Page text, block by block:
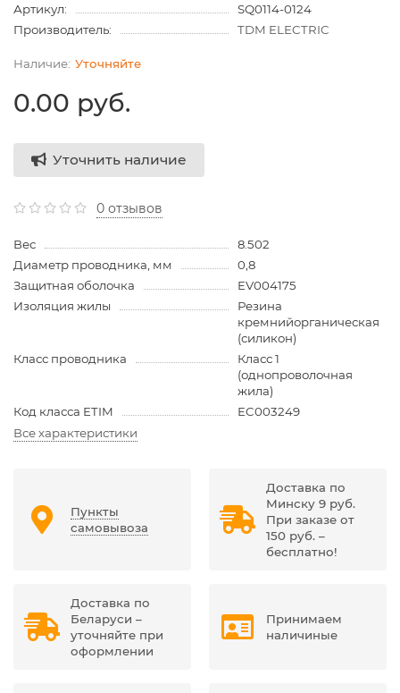
Артикул:
SQ0114-0124
Производитель:
TDM ELECTRIC
Уточняйте
0.00 руб.
Уточнить наличие
0 отзывов
Вес
8.502
Диаметр проводника, мм
0,8
Защитная оболочка
EV004175
Изоляция жилы
Резина
кремнийорганическая
(силикон)
Класс проводника
Класс 1
(однопроволочная
жила)
Код класса ETIM
EC003249
Все характеристики
Пункты
самовывоза
Доставка по
Минску 9 руб.
При заказе от
150 руб. –
бесплатно!
Доставка по
Беларуси –
уточняйте при
оформлении
Принимаем
наличиные